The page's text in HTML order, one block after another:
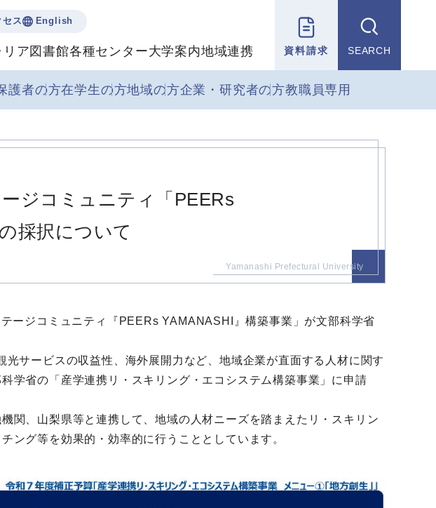
セス English
ア図書館各種センター大学案内地域連携 資料請求 SEARCH
護者の方在学生の方地域の方企業・研究者の方教職員専用
ジコミュニティ「PEERs
採択について
ージコミュニティ『PEERs YAMANASHI』構築事業」が文部科学省
サービスの収益性、海外展開力など、地域企業が直面する人材に関す
学省の「産学連携リ・スキリング・エコシステム構築事業」に申請
関、山梨県等と連携して、地域の人材ニーズを踏まえたリ・スキリン
ング等を効果的・効率的に行うこととしています。